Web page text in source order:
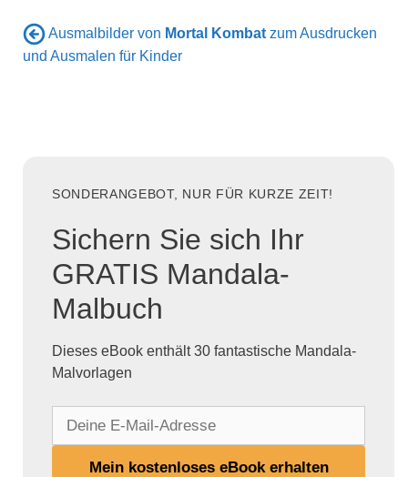
Ausmalbilder von Mortal Kombat zum Ausdrucken
und Ausmalen für Kinder
SONDERANGEBOT, NUR FÜR KURZE ZEIT!
Sichern Sie sich Ihr
GRATIS Mandala-
Malbuch
Dieses eBook enthält 30 fantastische Mandala-
Malvorlagen
Mein kostenloses eBook erhalten